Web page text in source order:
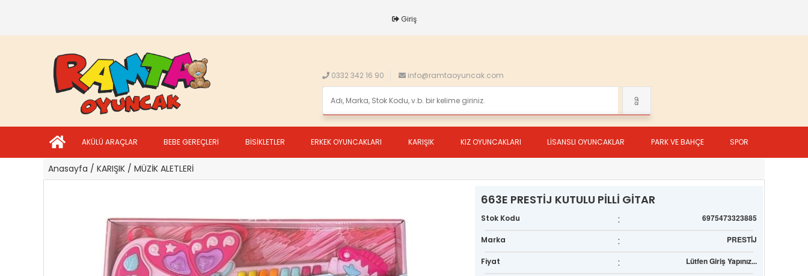
Giriş
0332 342 16 90 info@ramtaoyuncak.com
AKÜLÜ ARAÇLAR BEBE GEREÇLERİ BİSİKLETLER ERKEK OYUNCAKLARI KARIŞIK KIZ OYUNCAKLARI LİSANSLI OYUNCAKLAR PARK VE BAHÇE SPOR
Anasayfa / KARIŞIK / MÜZİK ALETLERİ
663E PRESTİJ KUTULU PİLLİ GİTAR
Stok Kodu : 6975473323885
Marka : PRESTİJ
Fiyat : Lütfen Giriş Yapınız...